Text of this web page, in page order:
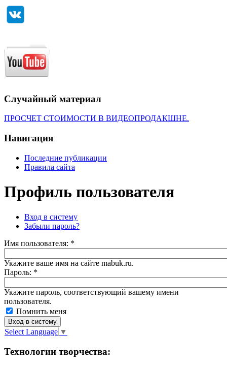
Случайный материал
ПРОСЧЕТ СТОИМОСТИ В ВИДЕОПРОДАКШНЕ.
Навигация
Последние публикации
Правила сайта
Профиль пользователя
Вход в систему
Забыли пароль?
Имя пoльзовaтeля: *
Укажите ваше имя на сайте mabuk.ru.
Пароль: *
Укажите пароль, соответствующий вашему имени
пользователя.
Помнить меня
Select Language ▼
Технологии творчества: